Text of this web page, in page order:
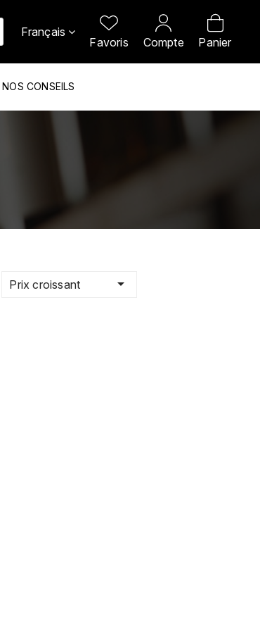
Français
Favoris Compte Panier
NOS CONSEILS
Prix croissant 